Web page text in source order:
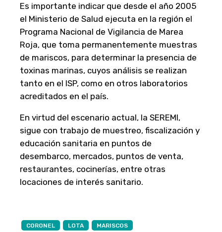
Es importante indicar que desde el año 2005
el Ministerio de Salud ejecuta en la región el
Programa Nacional de Vigilancia de Marea
Roja, que toma permanentemente muestras
de mariscos, para determinar la presencia de
toxinas marinas, cuyos análisis se realizan
tanto en el ISP, como en otros laboratorios
acreditados en el país.
En virtud del escenario actual, la SEREMI,
sigue con trabajo de muestreo, fiscalización y
educación sanitaria en puntos de
desembarco, mercados, puntos de venta,
restaurantes, cocinerías, entre otras
locaciones de interés sanitario.
CORONEL LOTA MARISCOS